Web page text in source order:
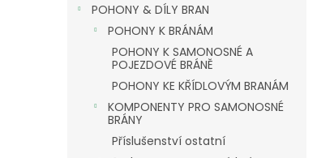
POHONY & DÍLY BRAN
POHONY K BRÁNÁM
POHONY K SAMONOSNÉ A
POJEZDOVÉ BRÁNĚ
POHONY KE KŘÍDLOVÝM BRANÁM
KOMPONENTY PRO SAMONOSNÉ
BRÁNY
Příslušenství ostatní